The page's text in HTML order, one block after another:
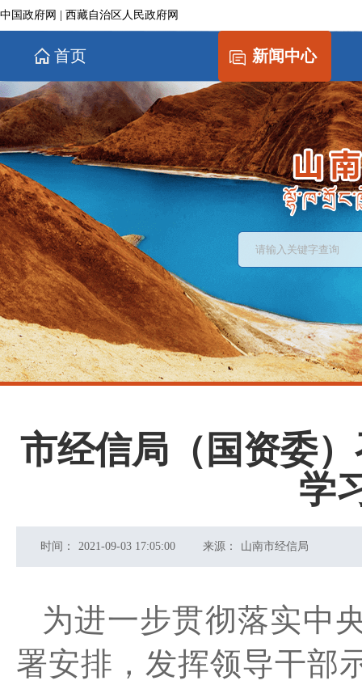
中国政府网 西藏自治区人民政府网
首页 新闻中心
市经信局（国资委
学
时间： 2021-09-03 17:05:00 来源： 山南市经信局
为进一步贯彻落实中
署安排，发挥领导干部